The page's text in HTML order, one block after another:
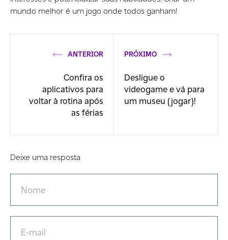
mundo melhor é um jogo onde todos ganham!
ANTERIOR
Confira os
aplicativos para
voltar à rotina após
as férias
PRÓXIMO
Desligue o
videogame e vá para
um museu (jogar)!
Deixe uma resposta